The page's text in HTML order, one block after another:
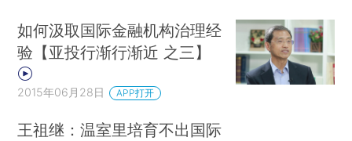
如何汲取国际金融机构治理经
验【亚投行渐行渐近 之三】
2015年06月28日 APP打开
王祖继：温室里培育不出国际